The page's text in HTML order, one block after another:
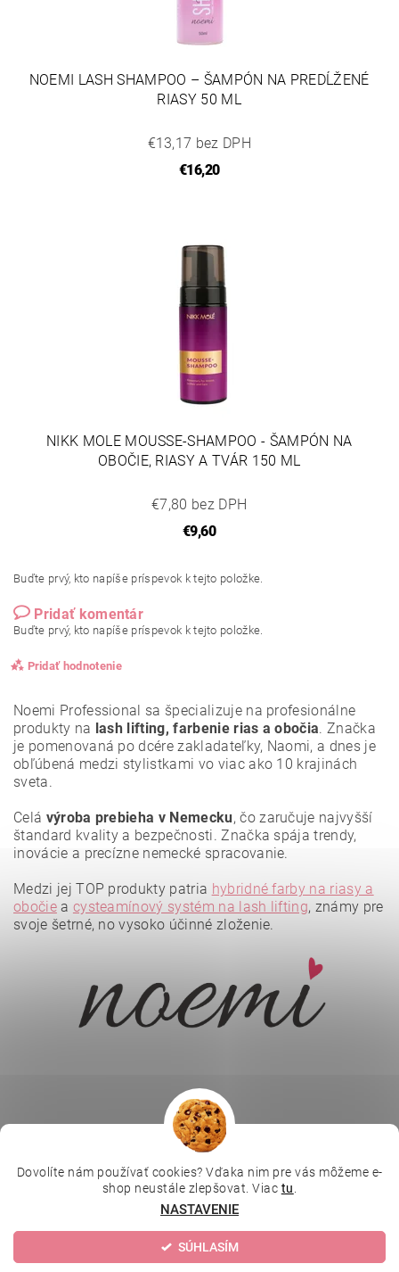
NOEMI LASH SHAMPOO – ŠAMPÓN NA PREDĹŽENÉ
RIASY 50 ML
€13,17 bez DPH
€16,20
NIKK MOLE MOUSSE-SHAMPOO - ŠAMPÓN NA
OBOČIE, RIASY A TVÁR 150 ML
€7,80 bez DPH
€9,60
Buďte prvý, kto napíše príspevok k tejto položke.
Pridať komentár
Buďte prvý, kto napíše príspevok k tejto položke.
Pridať hodnotenie
Noemi Professional sa špecializuje na profesionálne
produkty na lash lifting, farbenie rias a obočia. Značka
je pomenovaná po dcére zakladateľky, Naomi, a dnes je
obľúbená medzi stylistkami vo viac ako 10 krajinách
sveta.
Celá výroba prebieha v Nemecku, čo zaručuje najvyšší
štandard kvality a bezpečnosti. Značka spája trendy,
inovácie a precízne nemecké spracovanie.
Medzi jej TOP produkty patria hybridné farby na riasy a
obočiea cysteamínový systém na lash lifting, známy pre
svoje šetrné, no vysoko účinné zloženie.
Depilujeme.cz | Kosmetická škola | Online kosmetické kurzy |
MikroArt | Ella Baché
2026 © Kozmetický obchod, všetky práva vyhradenéUpraviť nastavenie cookies
Dovolíte nám používať cookies? Vďaka nim pre vás môžeme e-
shop neustále zlepšovat. Viac tu
NASTAVENIE
SÚHLASÍM